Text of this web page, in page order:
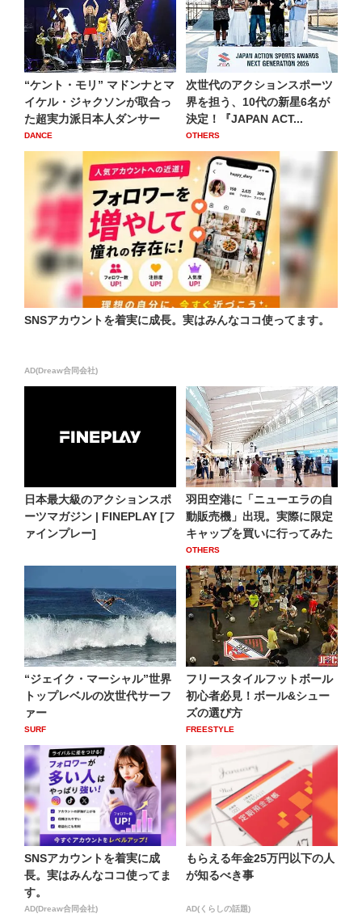
“ケント・モリ” マドンナとマ
イケル・ジャクソンが取合っ
た超実力派日本人ダンサー
DANCE
次世代のアクションスポーツ
界を担う、10代の新星6名が
決定！『JAPAN ACT...
OTHERS
SNSアカウントを着実に成長。実はみんなココ使ってます。
AD(Dreaw合同会社)
日本最大級のアクションスポ
ーツマガジン | FINEPLAY [フ
ァインプレー]
羽田空港に「ニューエラの自
動販売機」出現。実際に限定
キャップを買いに行ってみた
OTHERS
“ジェイク・マーシャル”世界
トップレベルの次世代サーフ
ァー
SURF
フリースタイルフットボール
初心者必見！ボール&シュー
ズの選び方
FREESTYLE
SNSアカウントを着実に成
長。実はみんなココ使ってま
す。
AD(Dreaw合同会社)
もらえる年金25万円以下の人
が知るべき事
AD(くらしの話題)